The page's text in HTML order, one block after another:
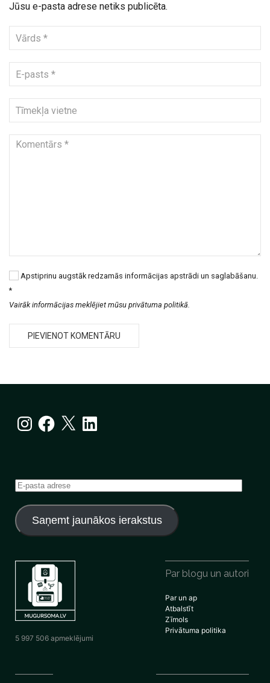
Jūsu e-pasta adrese netiks publicēta.
Apstiprinu augstāk redzamās informācijas apstrādi un saglabāšanu.
*
Vairāk informācijas meklējiet mūsu privātuma politikā.
InstagramFacebook
X LinkedIn
E-
adrese
Saņemt jaunākos ierakstus
5 997 506 apmeklējumi
Par blogu un autori
Par un ap
Atbalstīt
Zīmols
Privātuma politika